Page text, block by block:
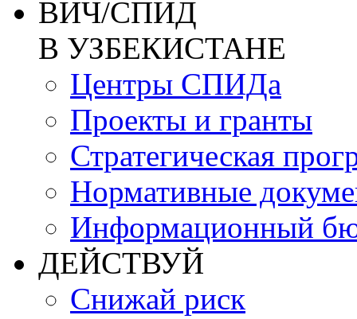
ВИЧ/СПИД
В УЗБЕКИСТАНЕ
Центры СПИДа
Проекты и гранты
Стратегическая
Нормативные
Информационный
ДЕЙСТВУЙ
Снижай риск